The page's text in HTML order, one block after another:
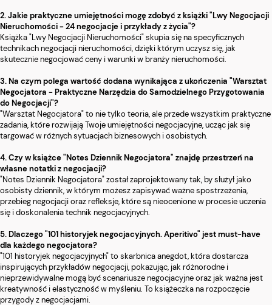
2. Jakie praktyczne umiejętności mogę zdobyć z książki "Lwy Negocjacji
Nieruchomości - 24 negocjacje i przykłady z życia"?
Książka "Lwy Negocjacji Nieruchomości" skupia się na specyficznych
technikach negocjacji nieruchomości, dzięki którym uczysz się, jak
skutecznie negocjować ceny i warunki w branży nieruchomości.
3. Na czym polega wartość dodana wynikająca z ukończenia "Warsztat
Negocjatora - Praktyczne Narzędzia do Samodzielnego Przygotowania
do Negocjacji"?
"Warsztat Negocjatora" to nie tylko teoria, ale przede wszystkim praktyczne
zadania, które rozwijają Twoje umiejętności negocjacyjne, ucząc jak się
targować w różnych sytuacjach biznesowych i osobistych.
4. Czy w książce "Notes Dziennik Negocjatora" znajdę przestrzeń na
własne notatki z negocjacji?
"Notes Dziennik Negocjatora" został zaprojektowany tak, by służył jako
osobisty dziennik, w którym możesz zapisywać ważne spostrzeżenia,
przebieg negocjacji oraz refleksje, które są nieocenione w procesie uczenia
się i doskonalenia technik negocjacyjnych.
5. Dlaczego "101 historyjek negocjacyjnych. Aperitivo" jest must-have
dla każdego negocjatora?
"101 historyjek negocjacyjnych" to skarbnica anegdot, która dostarcza
inspirujących przykładów negocjacji, pokazując, jak różnorodne i
nieprzewidywalne mogą być scenariusze negocjacyjne oraz jak ważna jest
kreatywność i elastyczność w myśleniu. To książeczka na rozpoczęcie
przygody z negocjacjami.